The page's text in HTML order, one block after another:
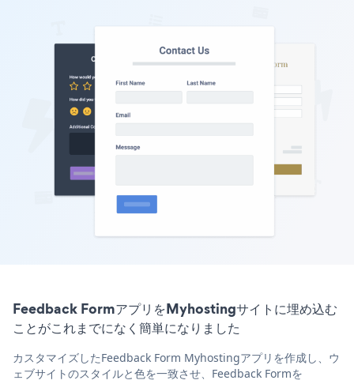
Feedback FormアプリをMyhostingサイトに埋め込む
ことがこれまでになく簡単になりました
カスタマイズしたFeedback Form Myhostingアプリを作成し、ウ
ェブサイトのスタイルと色を一致させ、Feedback Formを